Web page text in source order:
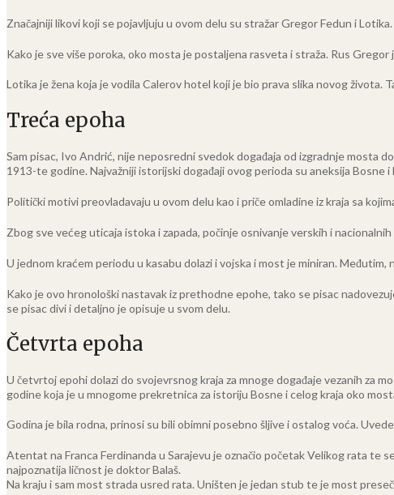
Značajniji likovi koji se pojavljuju u ovom delu su stražar Gregor Fedun i Lotika.
Kako je sve više poroka, oko mosta je postaljena rasveta i straža. Rus
Lotika je žena koja je vodila Calerov hotel koji je bio prava slika novog života.
Treća epoha
Sam pisac, Ivo Andrić, nije neposredni svedok događaja od izgradnje mosta
1913-te godine. Najvažniji istorijski događaji ovog perioda su aneksija
Politički motivi preovladavaju u ovom delu kao i priče omladine iz kraja sa
Zbog sve većeg uticaja istoka i zapada, počinje osnivanje verskih i
U jednom kraćem periodu u kasabu dolazi i vojska i most je miniran.
Kako je ovo hronološki nastavak iz prethodne epohe, tako se pisac
se pisac divi i detaljno je opisuje u svom delu.
Četvrta epoha
U četvrtoj epohi dolazi do svojevrsnog kraja za mnoge događaje vezanih za
godine koja je u mnogome prekretnica za istoriju Bosne i celog kraja oko
Godina je bila rodna, prinosi su bili obimni posebno šljive i ostalog voća.
Atentat na Franca Ferdinanda u Sarajevu je označio početak Velikog rata te
najpoznatija ličnost je doktor Balaš.
Na kraju i sam most strada usred rata. Uništen je jedan stub te je most